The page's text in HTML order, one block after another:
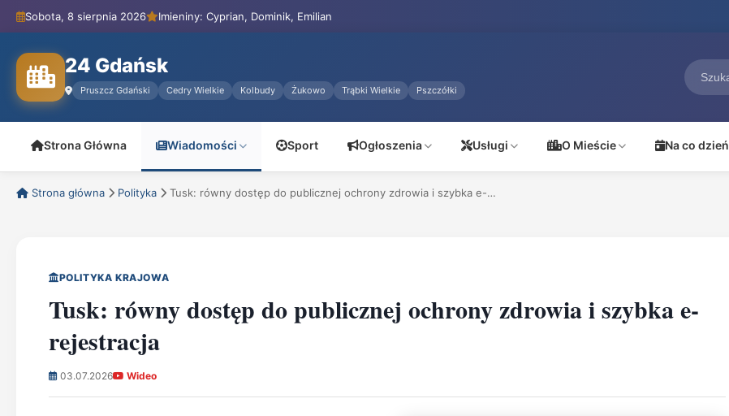
Sobota, 8 sierpnia 2026 Imieniny: Cyprian, Dominik, Emilian
24 Gdańsk
Pruszcz Gdański Cedry Wielkie Kolbudy Żukowo Trąbki Wielkie Pszczółki
Strona Główna Wiadomości Sport Ogłoszenia Usługi O Mieście Na co dzień
Strona główna Polityka Tusk: równy dostęp do publicznej ochrony zdrowia i szybka e-…
POLITYKA KRAJOWA
Tusk: równy dostęp do publicznej ochrony zdrowia i szybka e-
rejestracja
03.07.2026 Wideo